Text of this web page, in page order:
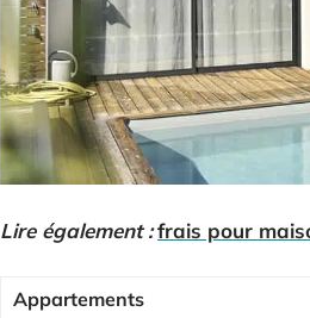
Lire également :frais pour
Appartements